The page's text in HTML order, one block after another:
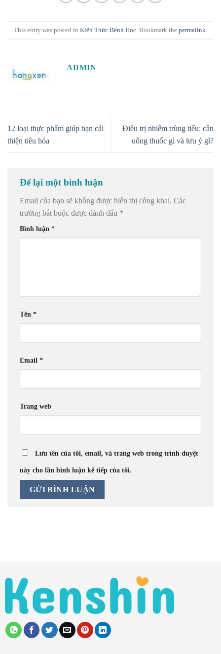
This entry was posted in Kiến Thức Bệnh Học . Bookmark the permalink
ADMIN
12 loại thực phẩm giúp bạn cải
thiện tiêu hóa
Điều trị nhiễm trùng tiểu: cần
uống thuốc gì và lưu ý gì?
Để lại một bình luận
Email của bạn sẽ không được hiển thị công khai. Các
trường bắt buộc được đánh dấu *
Bình luận *
Tên *
Email *
Trang web
Lưu tên của tôi, email, và trang web trong trình duyệt
này cho lần bình luận kế tiếp của tôi.